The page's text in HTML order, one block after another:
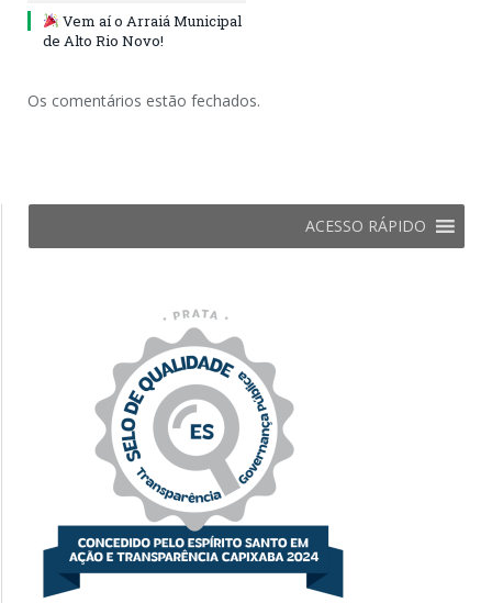
Vem aí o Arraiá Municipal
de Alto Rio Novo!
Os comentários estão fechados.
ACESSO RÁPIDO